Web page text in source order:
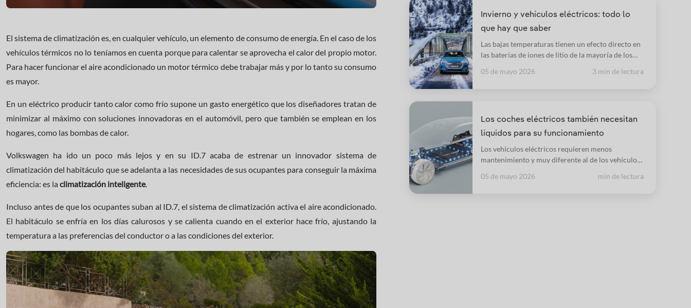
El sistema de climatización es, en cualquier vehículo, un elemento de consumo de energía. En el caso de los
vehículos térmicos no lo teníamos en cuenta porque para calentar se aprovecha el calor del propio motor.
Para hacer funcionar el aire acondicionado un motor térmico debe trabajar más y por lo tanto su consumo
es mayor.
En un eléctrico producir tanto calor como frío supone un gasto energético que los diseñadores tratan de
minimizar al máximo con soluciones innovadoras en el automóvil, pero que también se emplean en los
hogares, como las bombas de calor.
Volkswagen ha ido un poco más lejos y en su ID.7 acaba de estrenar un innovador sistema de
climatización del habitáculo que se adelanta a las necesidades de sus ocupantes para conseguir la máxima
eficiencia: es la climatización inteligente.
Incluso antes de que los ocupantes suban al ID.7, el sistema de climatización activa el aire acondicionado.
El habitáculo se enfría en los días calurosos y se calienta cuando en el exterior hace frío, ajustando la
temperatura a las preferencias del conductor o a las condiciones del exterior.
Invierno y vehículos eléctricos: todo lo
que hay que saber
Las bajas temperaturas tienen un efecto directo en
las baterías de iones de litio de la mayoría de los
sofisticados equipos de refrigeración.
05 de mayo 2026 3 min de lectura
Los coches eléctricos también necesitan
líquidos para su funcionamiento
Los vehículos eléctricos requieren menos
mantenimiento y muy diferente al de los vehículos
los líquidos y fluidos refrigerantes y lubricantes.
05 de mayo 2026 min de lectura